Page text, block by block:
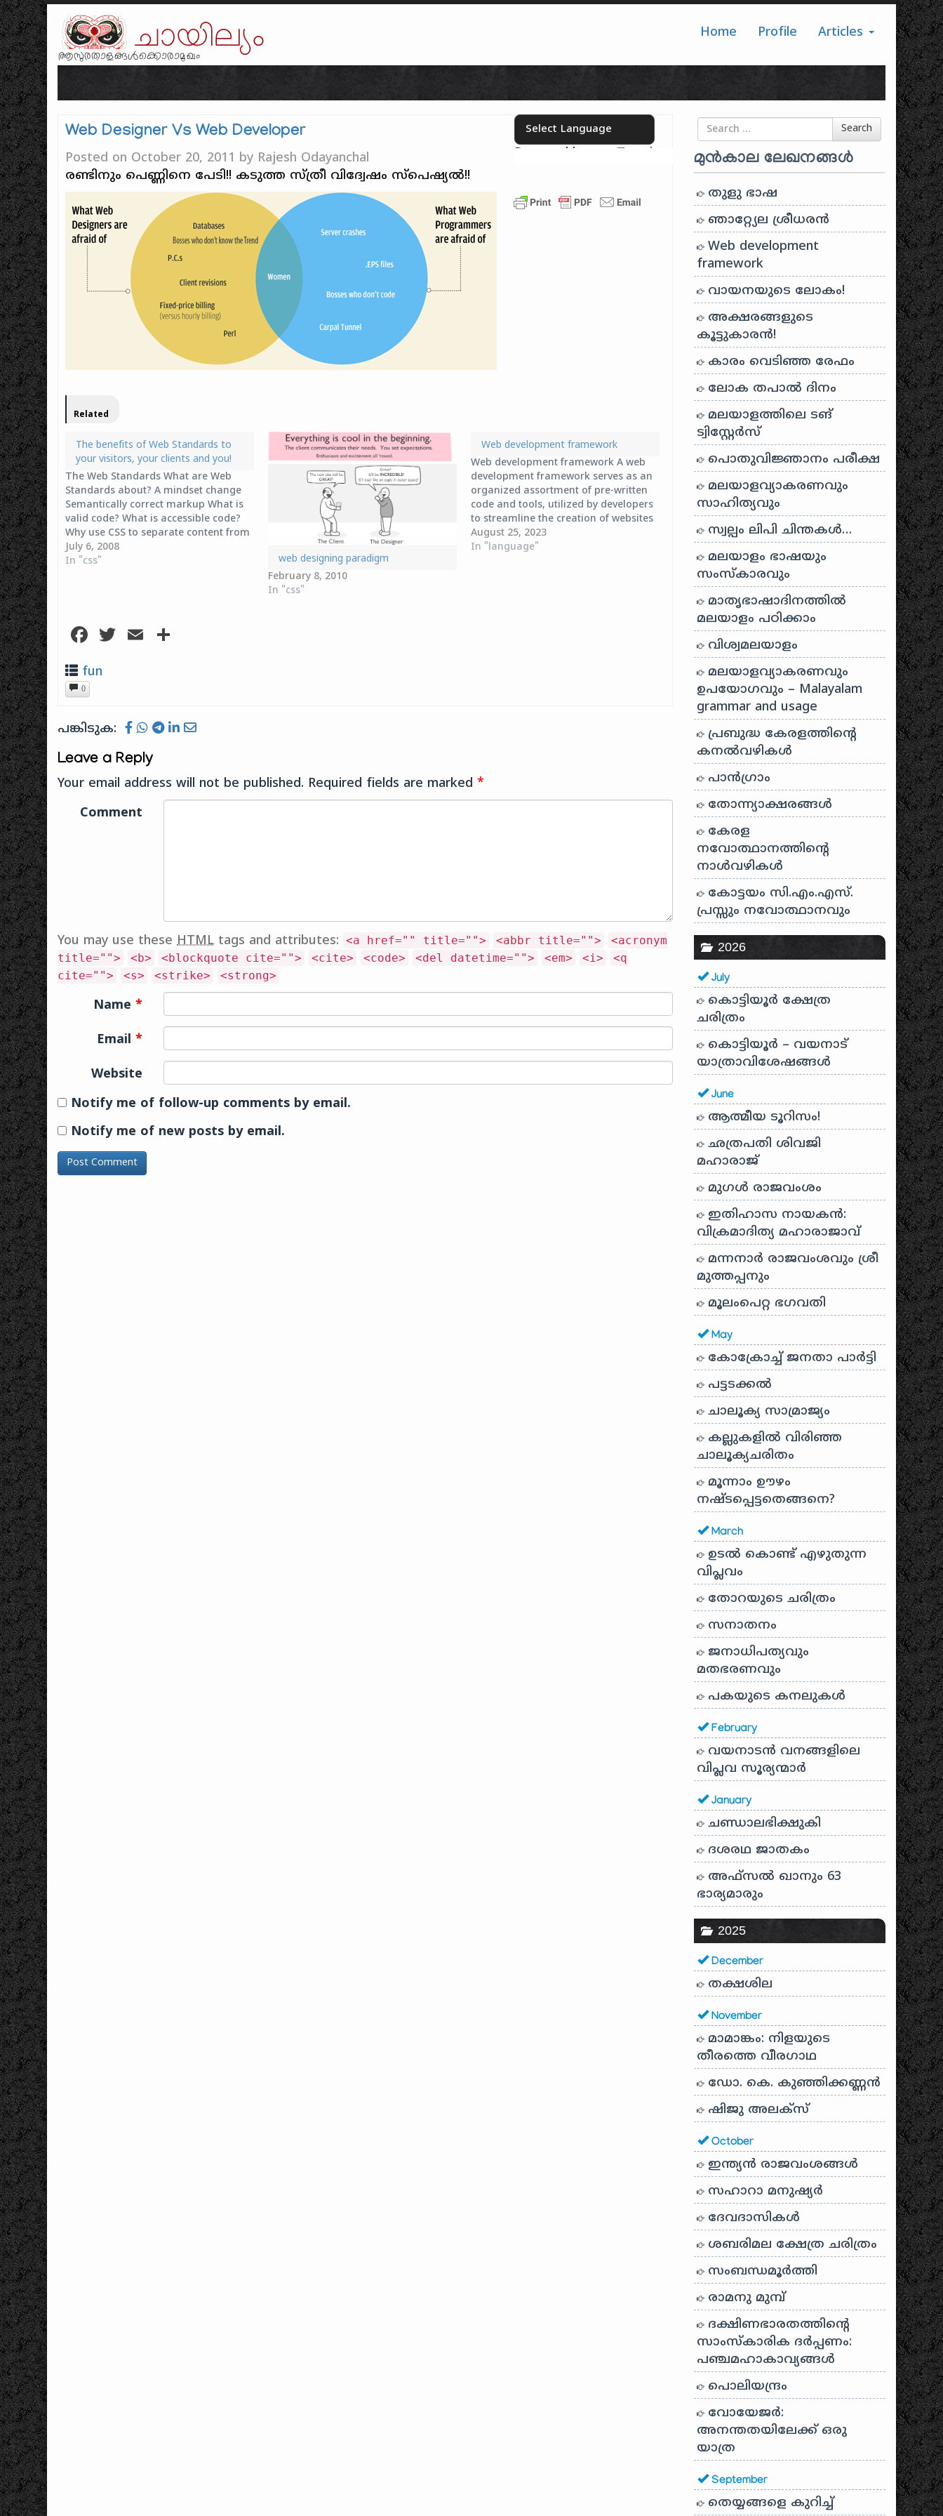
ചായില്യം
ആസുരതാളങ്ങൾക്കൊരാമുഖം
Home Profile Articles
Skip to content
Powered by Translate
Web Designer Vs Web Developer
Posted on October 20, 2011 by Rajesh Odayanchal
രണ്ടിനും പെണ്ണിനെ പേടി!! കടുത്ത സ്ത്രീ വിദ്വേഷം സ്പെഷ്യൽ!!
Related
The benefits of Web Standards to
your visitors, your clients and you!
The Web Standards What are Web
Standards about? A mindset change
Semantically correct markup What is
valid code? What is accessible code?
Why use CSS to separate content from
presentation? A CSS based site in
action How do your VISITORS benefit
July 6, 2008
In "css"
web designing paradigm
February 8, 2010
In "css"
Web development framework
Web development framework A web
development framework serves as an
organized assortment of pre-written
code and tools, utilized by developers
to streamline the creation of websites
and web applications. It furnishes a
foundation and structure for
August 25, 2023
In "language"
Facebook
Twitter
Email
fun
0
പങ്കിടുക:
Leave a Reply
Your email address will not be published. Required fields are marked*
Comment
You may use theseHTML tags and attributes: <a href="" title=""> <abbr title="">
<acronym
title="">
<b> <blockquote cite=""> <cite> <code> <del datetime=""> <em> <i>
<q
cite="">
<s> <strike> <strong>
Name*
Email*
Website
Notify me of follow-up comments by email.
Notify me of new posts by email.
Search for Search
മുൻകാല ലേഖനങ്ങൾ
തുളു ഭാഷ
ഞാറ്റ്യേല ശ്രീധരൻ
Web development
framework
വായനയുടെ ലോകം!
അക്ഷരങ്ങളുടെ
കൂട്ടുകാരൻ!
കാരം വെടിഞ്ഞ രേഫം
ലോക തപാൽ ദിനം
മലയാളത്തിലെ ടങ്
ട്വിസ്റ്റേർസ്
പൊതുവിജ്ഞാനം പരീക്ഷ
മലയാളവ്യാകരണവും
സാഹിത്യവും
സ്വല്പം ലിപി ചിന്തകൾ…
മലയാളം ഭാഷയും
സംസ്കാരവും
മാതൃഭാഷാദിനത്തിൽ
മലയാളം പഠിക്കാം
വിശ്വമലയാളം
മലയാളവ്യാകരണവും
ഉപയോഗവും – Malayalam
grammar and usage
പ്രബുദ്ധ കേരളത്തിന്റെ
കനൽവഴികൾ
പാന്‍ഗ്രാം
തോന്ന്യാക്ഷരങ്ങള്‍
കേരള
നവോത്ഥാനത്തിന്റെ
നാൾവഴികൾ
കോട്ടയം സി.എം.എസ്.
പ്രസ്സും നവോത്ഥാനവും
2026
July
കൊട്ടിയൂർ ക്ഷേത്ര
ചരിത്രം
കൊട്ടിയൂർ – വയനാട്
യാത്രാവിശേഷങ്ങൾ
June
ആത്മീയ ടൂറിസം!
ഛത്രപതി ശിവജി
മഹാരാജ്
മുഗൾ രാജവംശം
ഇതിഹാസ നായകൻ:
വിക്രമാദിത്യ മഹാരാജാവ്
മന്നനാർ രാജവംശവും ശ്രീ
മുത്തപ്പനും
മൂലംപെറ്റ ഭഗവതി
May
കോക്രോച്ച് ജനതാ പാർട്ടി
പട്ടടക്കൽ
ചാലൂക്യ സാമ്രാജ്യം
കല്ലുകളിൽ വിരിഞ്ഞ
ചാലൂക്യചരിതം
മൂന്നാം ഊഴം
നഷ്ടപ്പെട്ടതെങ്ങനെ?
March
ഉടൽ കൊണ്ട് എഴുതുന്ന
വിപ്ലവം
തോറയുടെ ചരിത്രം
സനാതനം
ജനാധിപത്യവും
മതഭരണവും
പകയുടെ കനലുകൾ
February
വയനാടൻ വനങ്ങളിലെ
വിപ്ലവ സൂര്യന്മാർ
January
ചണ്ഡാലഭിക്ഷുകി
ദശരഥ ജാതകം
അഫ്സൽ ഖാനും 63
ഭാര്യമാരും
2025
December
തക്ഷശില
November
മാമാങ്കം: നിളയുടെ
തീരത്തെ വീരഗാഥ
ഡോ. കെ. കുഞ്ഞിക്കണ്ണൻ
ഷിജു അലക്സ്
October
ഇന്ത്യൻ രാജവംശങ്ങൾ
സഹാറാ മനുഷ്യർ
ദേവദാസികൾ
ശബരിമല ക്ഷേത്ര ചരിത്രം
സംബന്ധമൂർത്തി
രാമനു മുമ്പ്
ദക്ഷിണഭാരതത്തിൻ്റെ
സാംസ്കാരിക ദർപ്പണം:
പഞ്ചമഹാകാവ്യങ്ങൾ
പൊലിയന്ദ്രം
വോയേജർ:
അനന്തതയിലേക്ക് ഒരു
യാത്ര
September
തെയ്യങ്ങളെ കുറിച്ച്